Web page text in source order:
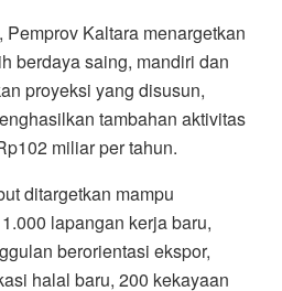
Kaltara menargetkan
berdaya saing, mandiri dan
proyeksi yang disusun,
tambahan aktivitas
miliar per tahun.
ditargetkan mampu
lapangan kerja baru,
berorientasi ekspor,
halal baru, 200 kekayaan